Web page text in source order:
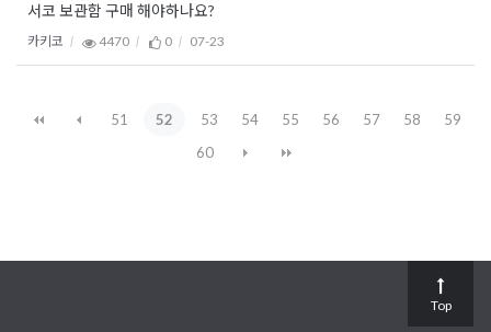
서코 보관함 구매 해야하나요?
카키코 4470 0 07-23
51 52 53 54 55 56 57 58
59
60
Top